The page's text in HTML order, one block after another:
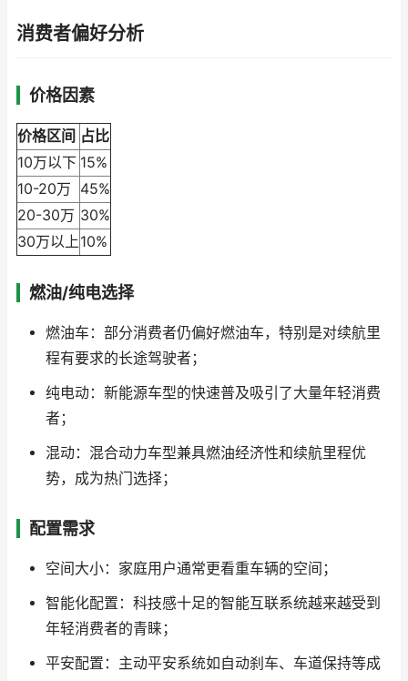
消费者偏好分析
价格因素
价格区间 占比
10万以下 15%
10-20万
45%
20-30万 30%
30万以上10%
燃油/纯电选择
燃油车：部分消费者仍偏好燃油车，特别是对续航里
程有要求的长途驾驶者；
纯电动：新能源车型的快速普及吸引了大量年轻消费
者；
混动：混合动力车型兼具燃油经济性和续航里程优
势，成为热门选择；
配置需求
空间大小：家庭用户通常更看重车辆的空间；
智能化配置：科技感十足的智能互联系统越来越受到
年轻消费者的青睐；
平安配置：主动平安系统如自动刹车、车道保持等成